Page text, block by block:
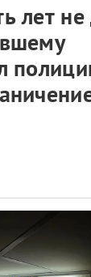
лет не